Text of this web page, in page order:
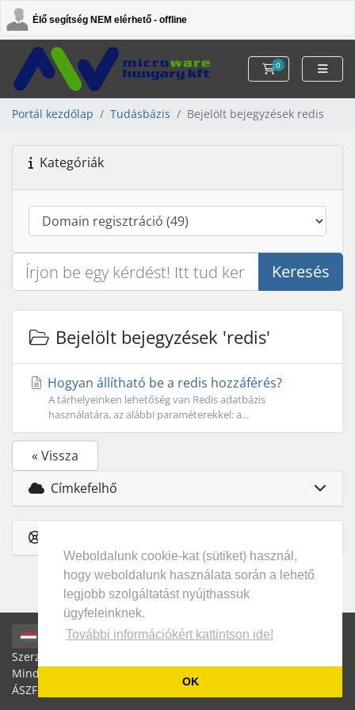
Weboldalunk cookie-kat (sütiket) használ,
hogy weboldalunk használata során a lehető
legjobb szolgáltatást nyújthassuk
ügyfeleinknek.
További információkért kattintson ide!
OK
Élő segítség NEM elérhető - offline
0
Kosár
Portál kezdőlap Tudásbázis Bejelölt bejegyzések redis
Kategóriák
Keresés
Bejelölt bejegyzések 'redis'
Hogyan állítható be a redis hozzáférés?
A tárhelyeinken lehetőség van Redis adatbázis
használatára, az alábbi paraméterekkel: a...
« Vissza
Címkefelhő
Magyar / HUF
Szerzői jog által védett © 2026 Microware Hungary Kft.
Minden jog fenntartva. | Áraink az ÁFÁ-t NEM tartalmazzák! |
ÁSZF